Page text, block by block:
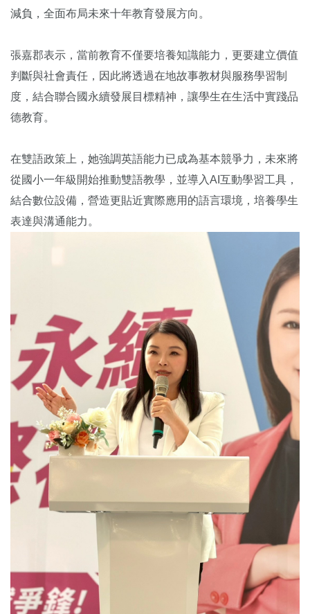
減負，全面布局未來十年教育發展方向。
張嘉郡表示，當前教育不僅要培養知識能力，更要建立價值
判斷與社會責任，因此將透過在地故事教材與服務學習制
度，結合聯合國永續發展目標精神，讓學生在生活中實踐品
德教育。
在雙語政策上，她強調英語能力已成為基本競爭力，未來將
從國小一年級開始推動雙語教學，並導入AI互動學習工具，
結合數位設備，營造更貼近實際應用的語言環境，培養學生
表達與溝通能力。